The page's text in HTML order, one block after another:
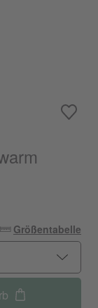
Größentabelle